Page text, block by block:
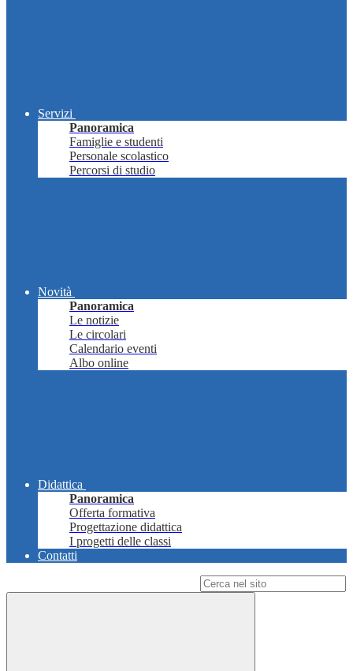
Servizi
Panoramica
Famiglie e studenti
Personale scolastico
Percorsi di studio
Novità
Panoramica
Le notizie
Le circolari
Calendario eventi
Albo online
Didattica
Panoramica
Offerta formativa
Progettazione didattica
I progetti delle classi
Contatti